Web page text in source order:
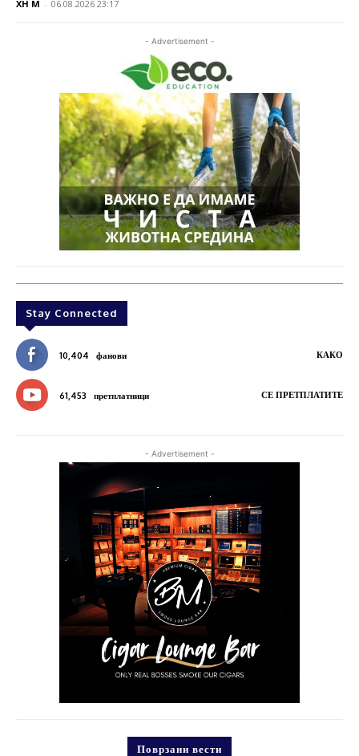
XH M - 06.08.2026 23:17
- Advertisement -
Stay Connected
10,404 фанови КАКО
61,453 претплатници СЕ ПРЕТПЛАТИТЕ
- Advertisement -
Поврзани вести